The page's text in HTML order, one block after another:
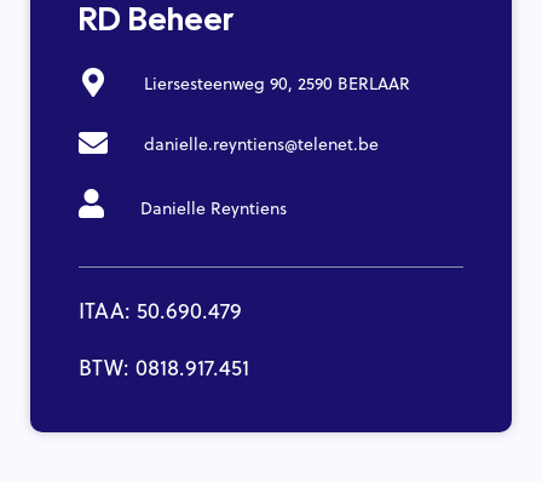
RD Beheer
Liersesteenweg 90, 2590 BERLAAR
danielle.reyntiens@telenet.be
Danielle Reyntiens
ITAA: 50.690.479
BTW: 0818.917.451